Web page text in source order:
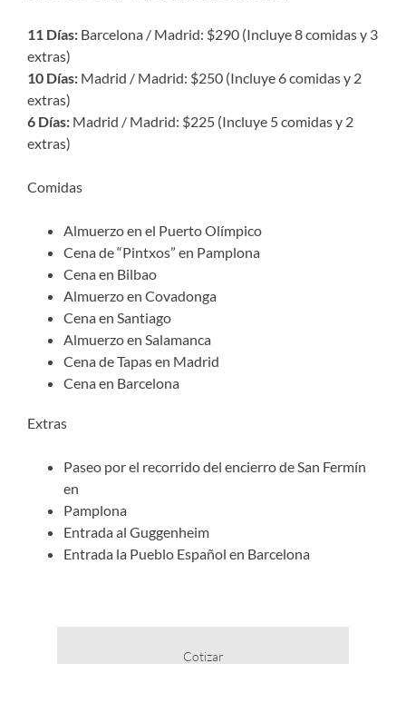
11 Días: Barcelona / Madrid: $290 (Incluye 8 comidas y 3
extras)
10 Días: Madrid / Madrid: $250 (Incluye 6 comidas y 2
extras)
6 Días: Madrid / Madrid: $225 (Incluye 5 comidas y 2
extras)
Comidas
Almuerzo en el Puerto Olímpico
Cena de “Pintxos” en Pamplona
Cena en Bilbao
Almuerzo en Covadonga
Cena en Santiago
Almuerzo en Salamanca
Cena de Tapas en Madrid
Cena en Barcelona
Extras
Paseo por el recorrido del encierro de San Fermín
en
Pamplona
Entrada al Guggenheim
Entrada la Pueblo Español en Barcelona
Cotizar